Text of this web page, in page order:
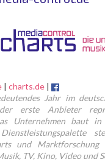
| charts.de |
Jahr im
erste Anbieter
Unternehmen baut
und
TV, Kino, Video und